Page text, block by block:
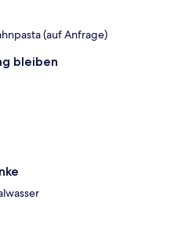
(auf Anfrage)
bleiben